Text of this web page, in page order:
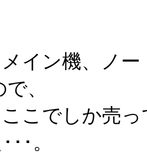
イン機、ノ
、
こでしか売
･･。